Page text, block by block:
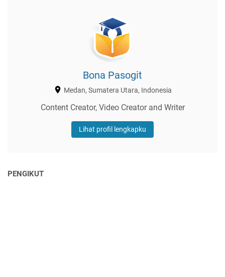
Bona Pasogit
Medan, Sumatera Utara, Indonesia
Content Creator, Video Creator and Writer
Lihat profil lengkapku
PENGIKUT